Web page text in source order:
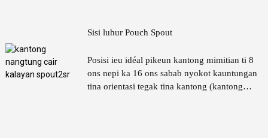
Sisi luhur Pouch Spout
Posisi ieu idéal pikeun kantong mimitian ti 8
ons nepi ka 16 ons sabab nyokot kauntungan
tina orientasi tegak tina kantong (kantong